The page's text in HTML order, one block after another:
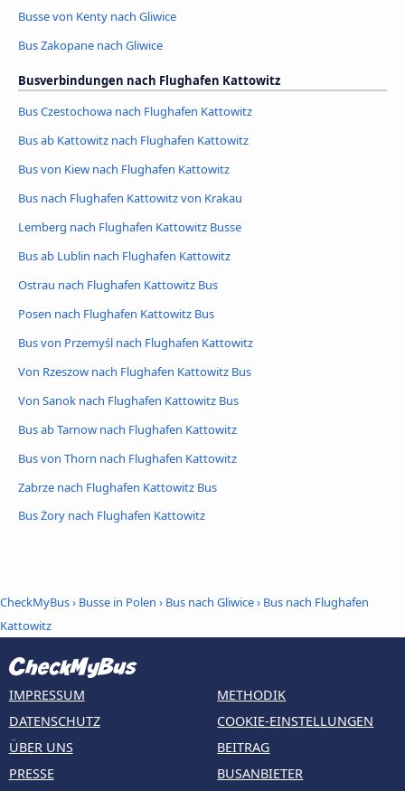
Busse von Kenty nach Gliwice
Bus Zakopane nach Gliwice
Busverbindungen nach Flughafen Kattowitz
Bus Czestochowa nach Flughafen Kattowitz
Bus ab Kattowitz nach Flughafen Kattowitz
Bus von Kiew nach Flughafen Kattowitz
Bus nach Flughafen Kattowitz von Krakau
Lemberg nach Flughafen Kattowitz Busse
Bus ab Lublin nach Flughafen Kattowitz
Ostrau nach Flughafen Kattowitz Bus
Posen nach Flughafen Kattowitz Bus
Bus von Przemyśl nach Flughafen Kattowitz
Von Rzeszow nach Flughafen Kattowitz Bus
Von Sanok nach Flughafen Kattowitz Bus
Bus ab Tarnow nach Flughafen Kattowitz
Bus von Thorn nach Flughafen Kattowitz
Zabrze nach Flughafen Kattowitz Bus
Bus Żory nach Flughafen Kattowitz
CheckMyBus› Busse in Polen › Bus nach Gliwice› Bus nach Flughafen
Kattowitz
IMPRESSUM
DATENSCHUTZ
ÜBER UNS
PRESSE
METHODIK
COOKIE-EINSTELLUNGEN
BEITRAG
BUSANBIETER